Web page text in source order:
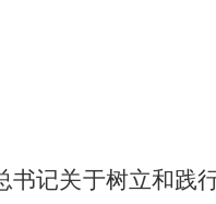
记关于树立和践